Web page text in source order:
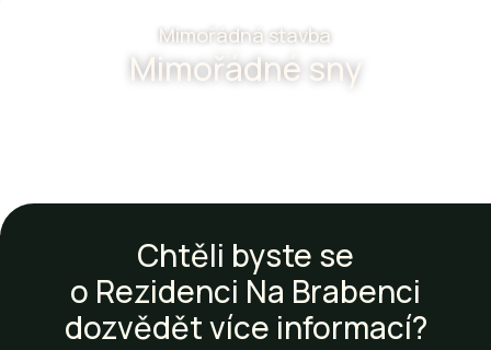
Mimořádná stavba
Mimořádné sny
Chtěli byste se
o Rezidenci Na Brabenci
dozvědět více informací?